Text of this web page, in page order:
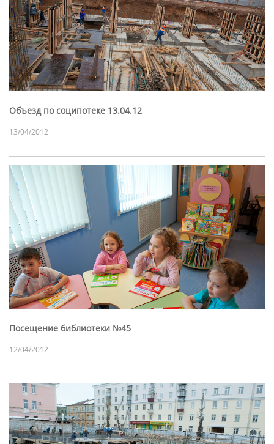
Объезд по соципотеке 13.04.12
13/04/2012
Посещение библиотеки №45
12/04/2012